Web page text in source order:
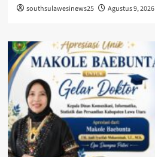
southsulawesinews25 Agustus 9, 2026